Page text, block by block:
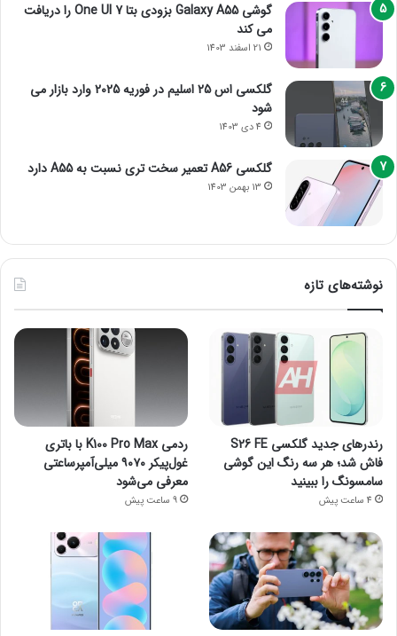
گوشی Galaxy A55 بزودی بتا One UI 7 را دریافت
می کند
21 اسفند 1403
گلکسی اس 25 اسلیم در فوریه 2025 وارد بازار می
شود
4 دی 1403
گلکسی A56 تعمیر سخت تری نسبت به A55 دارد
13 بهمن 1403
نوشته‌های تازه
رندرهای جدید گلکسی S26 FE
فاش شد؛ هر سه رنگ این گوشی
سامسونگ را ببینید
4 ساعت پیش
ردمی K100 Pro Max با باتری
غول‌پیکر ۹۰۷۰ میلی‌آمپرساعتی
معرفی می‌شود
9 ساعت پیش